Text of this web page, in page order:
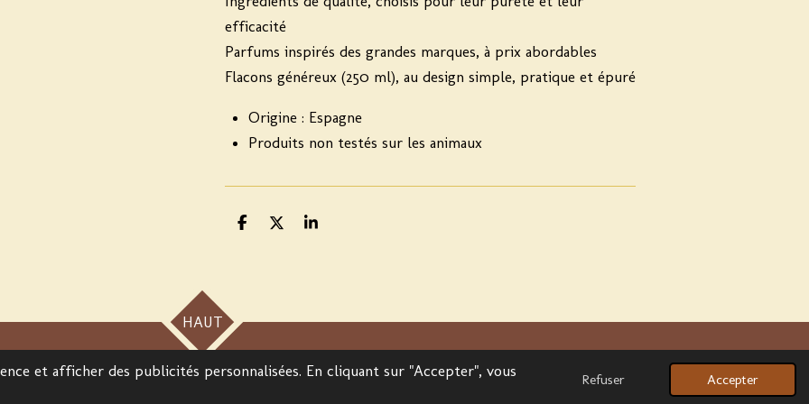
et afficher des publicités personnalisées. En cliquant sur "Accepter", vous
Refuser Accepter
efficacité
Parfums inspirés des grandes marques, à prix abordables
Flacons généreux (250 ml), au design simple, pratique et épuré
Origine : Espagne
Produits non testés sur les animaux
P
e
P
e
P
e
HAUT